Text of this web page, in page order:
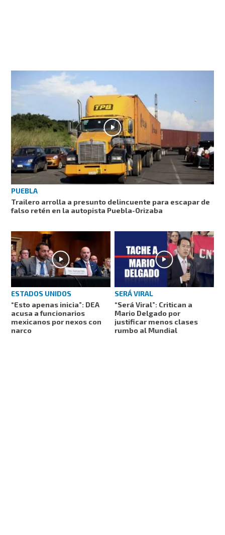
PUEBLA
Trailero arrolla a presunto delincuente para escapar de
falso retén en la autopista Puebla-Orizaba
ESTADOS UNIDOS
“Esto apenas inicia”: DEA
acusa a funcionarios
mexicanos por nexos con
narco
SERÁ VIRAL
“Será Viral”: Critican a
Mario Delgado por
justificar menos clases
rumbo al Mundial